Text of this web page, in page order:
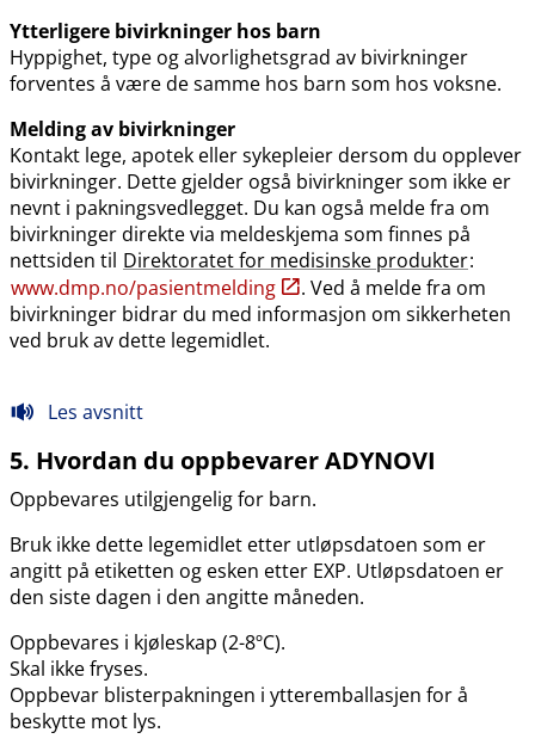
Ytterligere bivirkninger hos barn
Hyppighet, type og alvorlighetsgrad av bivirkninger
forventes å være de samme hos barn som hos voksne.
Melding av bivirkninger
Kontakt lege, apotek eller sykepleier dersom du opplever
bivirkninger. Dette gjelder også bivirkninger som ikke er
nevnt i pakningsvedlegget. Du kan også melde fra om
bivirkninger direkte via meldeskjema som finnes på
nettsiden til Direktoratet for medisinske produkter:
www.dmp.no​/​pasientmelding
. Ved å melde fra om
bivirkninger bidrar du med informasjon om sikkerheten
ved bruk av dette legemidlet.
Les avsnitt
5. Hvordan du oppbevarer ADYNOVI
Oppbevares utilgjengelig for barn.
Bruk ikke dette legemidlet etter utløpsdatoen som er
angitt på etiketten og esken etter EXP. Utløpsdatoen er
den siste dagen i den angitte måneden.
Oppbevares i kjøleskap (2-8ºC).
Skal ikke fryses.
Oppbevar blisterpakningen i ytteremballasjen for å
beskytte mot lys.